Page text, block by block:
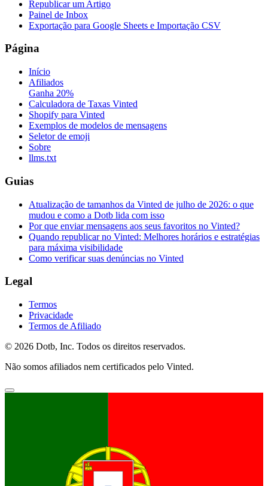
Republicar um Artigo
Painel de Inbox
Exportação para Google Sheets e Importação CSV
Página
Início
Afiliados
Ganha 20%
Calculadora de Taxas Vinted
Shopify para Vinted
Exemplos de modelos de mensagens
Seletor de emoji
Sobre
llms.txt
Guias
Atualização de tamanhos da Vinted de julho de 2026: o que
mudou e como a Dotb lida com isso
Por que enviar mensagens aos seus favoritos no Vinted?
Quando republicar no Vinted: Melhores horários e estratégias
para máxima visibilidade
Como verificar suas denúncias no Vinted
Legal
Termos
Privacidade
Termos de Afiliado
© 2026 Dotb, Inc. Todos os direitos reservados.
Não somos afiliados nem certificados pelo Vinted.